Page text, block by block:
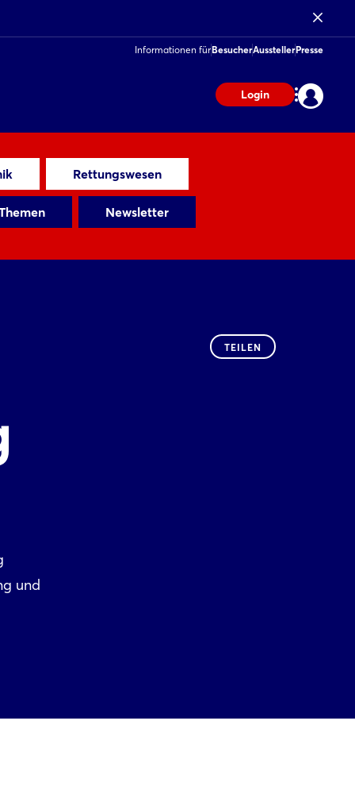
Informationen fürBesucherAusstellerPresse
Login
Rettungswesen
Newsletter
und
TEILEN